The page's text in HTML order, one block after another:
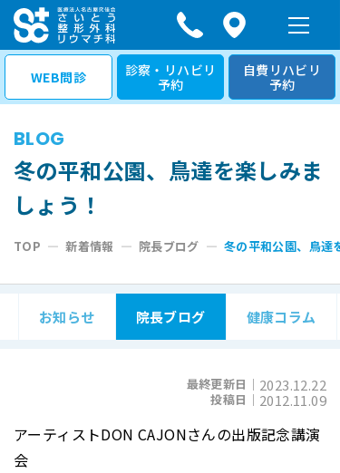
コ
ン
テ
WEB問診
診察・リハビリ
予約
自費リハビリ
予約
BLOG
冬の平和公園、鳥達を楽しみま
しょう！
TOP —新着情報 — 院長ブログ — 冬の平和公園、鳥達
お知らせ 院長ブログ 健康コラム
投稿日｜ 2012.11.09
最終更新日｜ 2023.12.22
アーティストDON CAJONさんの出版記念講演
会